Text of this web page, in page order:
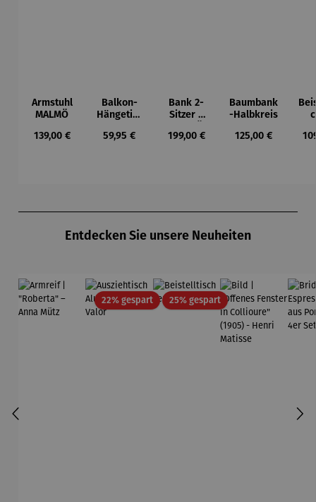
Armstuhl
MALMÖ
Regulärer Preis:
139,00 €
Balkon-
Hängetisc
BERKELEY
Regulärer Preis:
59,95 €
Bank 2-
Sitzer –
Regulärer Preis:
199,00 €
Baumbank
-Halbkreis
Regulärer Preis:
125,00 €
Entdecken Sie unsere Neuheiten
22% gespartRabatt25% gespartRabatt